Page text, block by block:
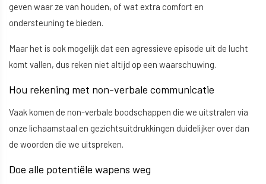
geven waar ze van houden, of wat extra comfort en
ondersteuning te bieden.
Maar het is ook mogelijk dat een agressieve episode uit de lucht
komt vallen, dus reken niet altijd op een waarschuwing.
Hou rekening met non-verbale communicatie
Vaak komen de non-verbale boodschappen die we uitstralen via
onze lichaamstaal en gezichtsuitdrukkingen duidelijker over dan
de woorden die we uitspreken.
Doe alle potentiële wapens weg